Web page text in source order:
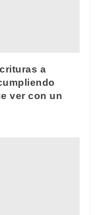
a
ver con un